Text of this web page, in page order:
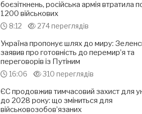
боєзіткнень, російська армія втратила
1200 військових
8:12 274 переглядів
Україна пропонує шлях до миру:
заявив про готовність до перемир’я та
переговорів із Путіним
16:06 310 переглядів
ЄС продовжив тимчасовий захист для
до 2028 року: що зміниться для
військовозобов’язаних